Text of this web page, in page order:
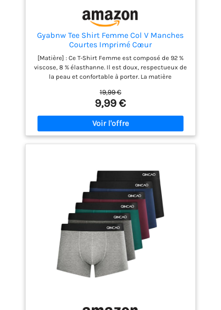
Gyabnw Tee Shirt Femme Col V Manches
Courtes Imprimé Cœur
[Matière] : Ce T-Shirt Femme est composé de 92 %
viscose, 8 % élasthanne. Il est doux, respectueux de
la peau et confortable à porter. La matière
faisant de ce tee shirt femme un indispensable.
[Caractéristiques] : t shirt femme avec manches
courtes et encolure en V. Ce modèle basique et
minimaliste se distingue par son imprimé cœur
sobre, offrant un style décontracté parfait pour l'été.
Le haut femme chic et elegant révèle votre charme
legging. Ce haut femme ete passe sans effort du
jour à la nuit en changeant simplement de bas. Ces
t-shirts à manches courtes femme offrent des
possibilités de style infinies pour toutes les
occasions. [Occasions] : Ce t shirt femme col v est
idéal pour une tenue quotidienne, le travail, le
bureau, les loisirs, les vacances, le sport ou les
rendez-vous. Ce tee shirt col v femme allie confort et
élégance et est un excellent choix pour toutes les
occasions. [Entretien] : Lavage en machine
recommandé. Ne pas javelliser, ne pas repasser,
afin de préserver la qualité du vetement femme ete.
19,99 €
9,99 €